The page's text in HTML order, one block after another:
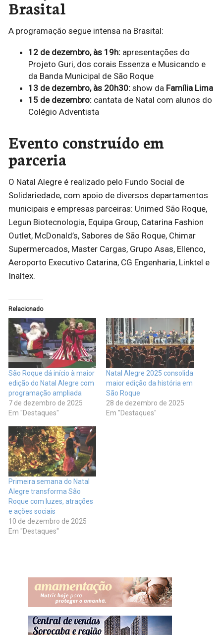
Brasital
A programação segue intensa na Brasital:
12 de dezembro, às 19h: apresentações do
Projeto Guri, dos corais Essenza e Musicando e
da Banda Municipal de São Roque
13 de dezembro, às 20h30: show da Família Lima
15 de dezembro: cantata de Natal com alunos do
Colégio Adventista
Evento construído em
parceria
O Natal Alegre é realizado pelo Fundo Social de
Solidariedade, com apoio de diversos departamentos
municipais e empresas parceiras: Unimed São Roque,
Legun Biotecnologia, Equipa Group, Catarina Fashion
Outlet, McDonald’s, Sabores de São Roque, Chimar
Supermercados, Master Cargas, Grupo Asas, Ellenco,
Aeroporto Executivo Catarina, CG Engenharia, Linktel e
Inaltex.
Relacionado
São Roque dá início à maior
edição do Natal Alegre com
programação ampliada
7 de dezembro de 2025
Em "Destaques"
Natal Alegre 2025 consolida
maior edição da história em
São Roque
28 de dezembro de 2025
Em "Destaques"
Primeira semana do Natal
Alegre transforma São
Roque com luzes, atrações
e ações sociais
10 de dezembro de 2025
Em "Destaques"